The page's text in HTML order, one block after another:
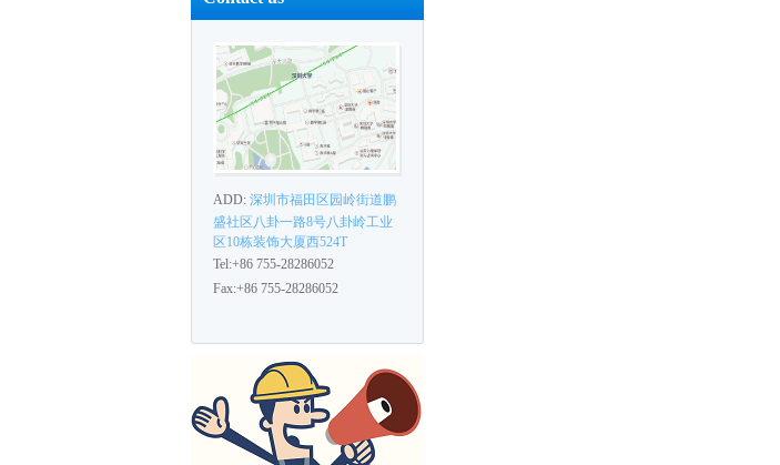
ADD: 深圳市福田区园岭街道鹏
盛社区八卦一路8号八卦岭工业
区10栋装饰大厦西524T
Tel:+86 755-28286052
Fax:+86 755-28286052